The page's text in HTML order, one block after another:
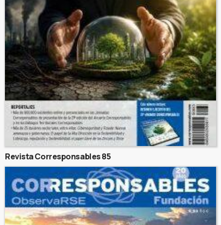
Revista Corresponsables 85